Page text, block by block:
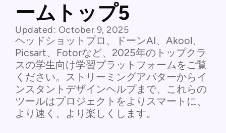
ームトップ5
Updated: October 9, 2025
ヘッドショットプロ、ドーンAI、Akool、
Picsart、Fotorなど、2025年のトップクラ
スの学生向け学習プラットフォームをご覧
ください。ストリーミングアバターからイ
ンスタントデザインヘルプまで、これらの
ツールはプロジェクトをよりスマートに、
より速く、より楽しくします。